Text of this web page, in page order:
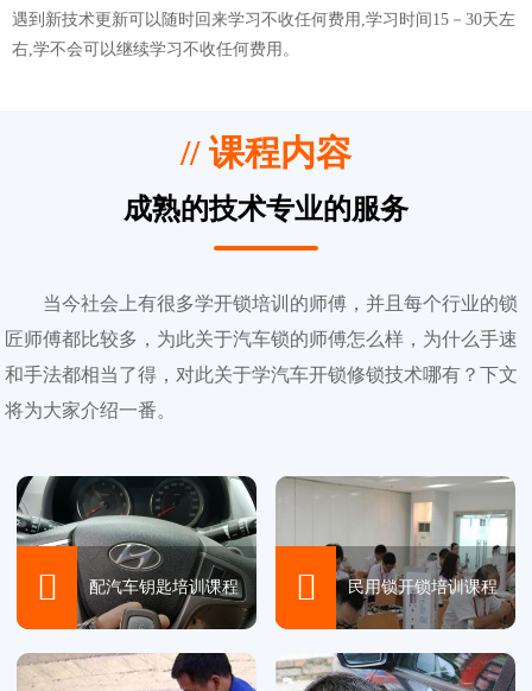
遇到新技术更新可以随时回来学习不收任何费用,学习时间15－30天左
右,学不会可以继续学习不收任何费用。
// 课程内容
成熟的技术专业的服务
当今社会上有很多学开锁培训的师傅，并且每个行业的锁
匠师傅都比较多，为此关于汽车锁的师傅怎么样，为什么手速
和手法都相当了得，对此关于学汽车开锁修锁技术哪有？下文
将为大家介绍一番。
 配汽车钥匙培训课程  民用锁开锁培训课程